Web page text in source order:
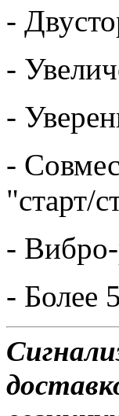
-
-
-
-
"старт/
-
- Более